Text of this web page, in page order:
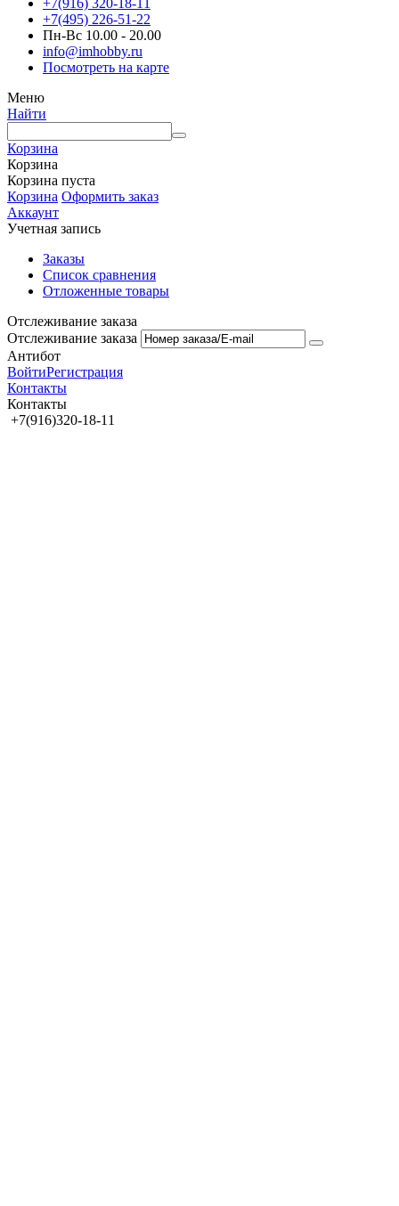
+7(916) 320-18-11
+7(495) 226-51-22
Пн-Вс 10.00 - 20.00
info@imhobby.ru
Посмотреть на карте
Меню
Найти
Корзина
Корзина
Корзина пуста
Корзина Оформить заказ
Аккаунт
Учетная запись
Заказы
Список сравнения
Отложенные товары
Отслеживание заказа
Отслеживание заказа
Антибот
ВойтиРегистрация
Контакты
Контакты
+7(916)320-18-11